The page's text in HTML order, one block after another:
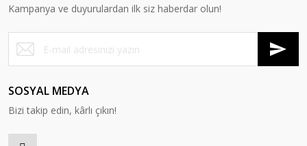
Kampanya ve duyurulardan ilk siz haberdar olun!
SOSYAL MEDYA
Bizi takip edin, kârlı çıkın!